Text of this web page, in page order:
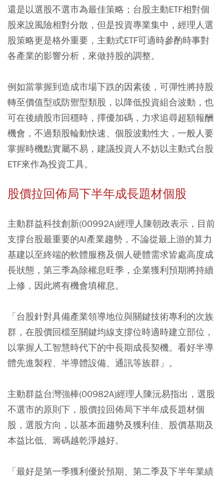
還是以選股不選市為最佳策略；台股主動ETF相對個
股來說風險相對分散，但是投資專業集中，經理人選
股策略更是格外重要，主動式ETF可適時參酌時事對
各產業的影響分析，來做持股的調整。
例如當掌握到造成市場下跌的因素後，可彈性將持股
轉至價值型或防禦型類股，以降低投資組合波動，也
可在後續股市回穩時，擇優加碼，力求追尋超額報酬
機會，不過類股輪動快速、個股波動性大，一般人要
掌握時機點實屬不易，建議投資人不妨以主動式台股
ETF來作為投資工具。
股價拉回佈局下半年成長題材個股
主動群益科技創新(00992A)經理人陳朝政表示，目前
支撐台股最重要的AI產業趨勢，不論從最上游的算力
基建以至終端的軟體服務及個人硬體需求皆處高度成
長狀態，第三季為除權息旺季，企業獲利預期將持續
上修，因此將有機會填權息。
「台股針對具備產業領導地位與關鍵技術專利的次族
群，在股價回檔至關鍵均線支撐位時適時建立部位，
以掌握人工智慧時代下的中長期成長契機。看好半導
體先進製程、半導體設備、通訊等族群」。
主動群益台灣強棒(00982A)經理人陳沅易指出，選股
不選市的原則下，股價拉回佈局下半年成長題材個
股，選股方向，以基本面趨勢及獲利佳、股價基期及
本益比低、籌碼越乾淨越好。
「最好是第一季獲利優於預期、第二季及下半年業績